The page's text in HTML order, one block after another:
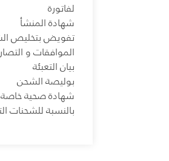
لفاتورة
شهادة المنشأ
تفويض بتخليص
الموافقات و
بيان التعبئة
بوليصة الشحن
شهادة صحية خاصة
بالنسبة للشحنات